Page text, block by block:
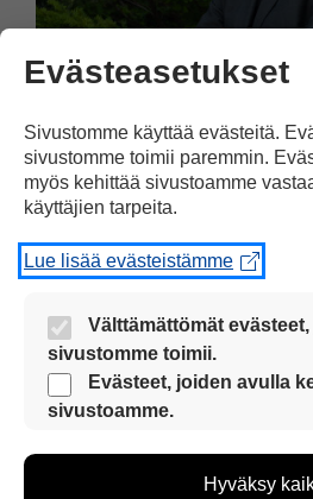
Oma koti
Pääkirjoitus 18.12.2025
kasvanut Suomessa.
ihminen tarvitsee
kodin.
Evästeasetukset
Sivustomme käyttää evästeitä.
sivustomme toimii paremmin.
myös kehittää sivustoamme
käyttäjien tarpeita.
Lue lisää evästeistämme
Välttämättömät
sivustomme toimii.
Nämä evästeet ovat aina
sivustoamme voi käyttää
Evästeet, joiden avulla
sivustoamme.
kehittää sivustoammeHyväksy